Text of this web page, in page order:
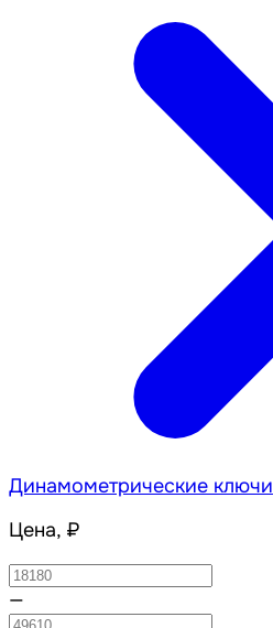
Динамометрические ключи
Цена, ₽
—